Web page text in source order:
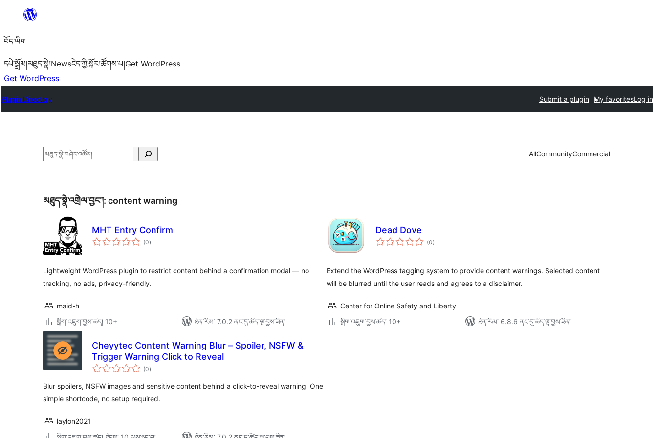
content
བོད་ཡིག
དཔེ་སྒྲོམ།མཐུད་སྣེ།Newsངེད་ཀྱི་སྐོར།ཚོགས་པ།Get WordPress
Get WordPress
Plugin Directory Submit a plugin My favoritesLog in
བཤེར་
AllCommunityCommercial
མཐུད་སྣེ་འགྲེལ་བྱང་།: content warning
MHT Entry Confirm
(0གདེང་
འཇོག་
)
Lightweight WordPress plugin to restrict content behind a confirmation modal — no
tracking, no ads, privacy-friendly.
maid-h
སྒྲིག་འཇུག་བྱས་ཚད། 10+
ཐོན་རིམ་ 7.0.2 ནང་དུ་ཚོད་ལྟ་བྱས་ཟིན།
Dead Dove
(0གདེང་
འཇོག་
)
Extend the WordPress tagging system to provide content warnings. Selected content
will be blurred until the user reads and agrees to a disclaimer.
Center for Online Safety and Liberty
སྒྲིག་འཇུག་བྱས་ཚད། 10+
ཐོན་རིམ་ 6.8.6 ནང་དུ་ཚོད་ལྟ་བྱས་ཟིན།
Cheyytec Content Warning Blur – Spoiler, NSFW &
Trigger Warning Click to Reveal
(0གདེང་
འཇོག་
ཚང་།
)
Blur spoilers, NSFW images and sensitive content behind a click-to-reveal warning. One
simple shortcode, no setup required.
laylon2021